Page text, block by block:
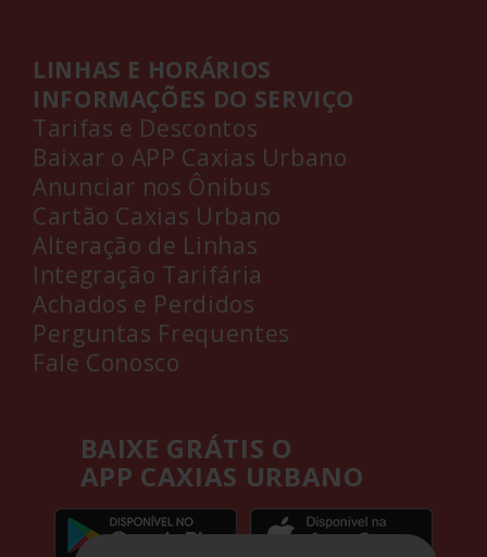
LINHAS E HORÁRIOS
INFORMAÇÕES DO SERVIÇO
Tarifas e Descontos
Baixar o APP Caxias Urbano
Anunciar nos Ônibus
Cartão Caxias Urbano
Alteração de Linhas
Integração Tarifária
Achados e Perdidos
Perguntas Frequentes
Fale Conosco
BAIXE GRÁTIS O
APP CAXIAS URBANO